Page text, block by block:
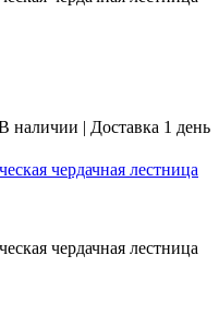
наличии | Доставка 1 день
чердачная лестница
чердачная лестница